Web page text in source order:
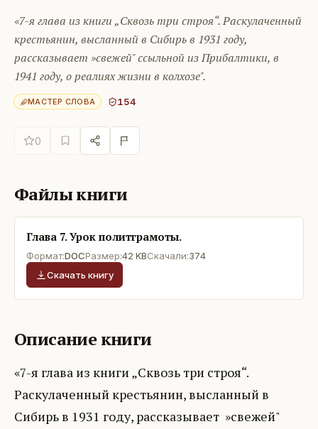
«7-я глава из книги „Сквозь три строя“. Раскулаченный
крестьянин, высланный в Сибирь в 1931 году,
рассказывает »свежей" ссыльной из Прибалтики, в
1941 году, о реалиях жизни в колхозе".
МАСТЕР СЛОВА 154
0
Файлы книги
Глава 7. Урок политграмоты.
Формат:DOCРазмер:42 KBСкачали:374
Скачать книгу
Описание книги
«7-я глава из книги „Сквозь три строя“.
Раскулаченный крестьянин, высланный в
Сибирь в 1931 году, рассказывает »свежей"